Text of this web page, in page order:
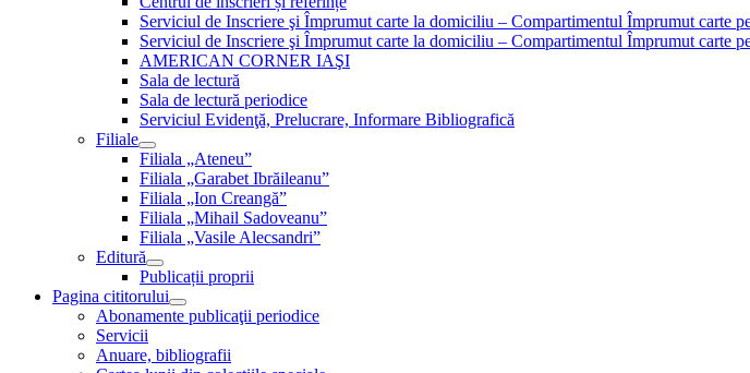
Serviciul de Inscriere şi Împrumut carte la domiciliu – Compartimentul Împrumut carte
Serviciul de Inscriere şi Împrumut carte la domiciliu – Compartimentul Împrumut carte
AMERICAN CORNER IAŞI
Sala de lectură
Sala de lectură periodice
Serviciul Evidenţă, Prelucrare, Informare Bibliografică
Filiale
Filiala „Ateneu”
Filiala „Garabet Ibrăileanu”
Filiala „Ion Creangă”
Filiala „Mihail Sadoveanu”
Filiala „Vasile Alecsandri”
Editură
Publicații proprii
Pagina cititorului
Abonamente publicaţii periodice
Servicii
Anuare, bibliografii